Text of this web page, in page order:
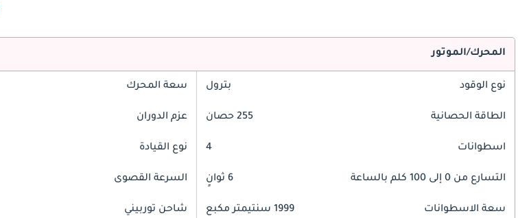
المحرك/الموتور
نوع الوقود بترول سعة المحرك
الطاقة الحصانية 255 حصان عزم الدوران
اسطوانات 4 نوع القيادة
التسارع من 0 إلى 100 كلم بالساعة 6 ثوانٍ السرعة القصوى
سعة الاسطوانات 1999 سنتيمتر مكبع شاحن توربيني